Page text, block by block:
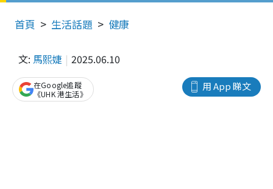
首頁 生活話題 健康
文: 馬熙婕 2025.06.10
用 App 睇文
在Google追蹤
《UHK 港生活》